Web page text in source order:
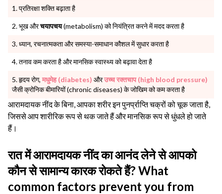
प्रतिरक्षा शक्ति बढ़ाता है
भूख औरचयापचय(metabolism) को नियंत्रित करने में मदद करता है
ध्यान, रचनात्मकता और समस्या-समाधान कौशल में सुधार करता है
तनाव कम करता है और मानसिक स्वास्थ्य को बढ़ावा देता है
हृदय रोग, मधुमेह (diabetes) औरउच्च रक्तचाप (high blood pressure)
जैसी क्रोनिक बीमारियों (chronic diseases) के जोखिम को कम करता है
आरामदायक नींद के बिना, आपका शरीर इन पुनर्प्राप्ति चक्रों को चूक जाता है,
जिससे आप शारीरिक रूप से थक जाते हैं और मानसिक रूप से धुंधले हो जाते
हैं।
रात में आरामदायक नींद का आनंद लेने से आपको
कौन से सामान्य कारक रोकते हैं? What
common factors prevent you from